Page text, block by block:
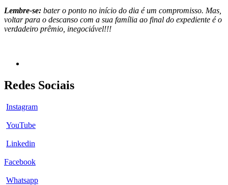
Lembre-se: bater o ponto no início do dia é um compromisso. Mas,
voltar para o descanso com a sua família ao final do expediente é o
verdadeiro prêmio, inegociável!!!
Redes Sociais
Instagram
YouTube
Linkedin
Facebook
Whatsapp